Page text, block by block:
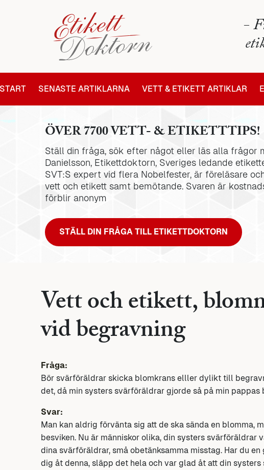
-
START SENASTE ARTIKLARNA VETT & ETIKETT ARTIKLAR
ÖVER 7700 VETT- & ETIKETTTIPS!
Ställ din fråga, sök efter något eller läs alla frågor
Danielsson, Etikettdoktorn, Sveriges ledande
SVT:S expert vid flera Nobelfester, är föreläsare
vett och etikett samt bemötande. Svaren är
förblir anonym
STÄLL DIN FRÅGA TILL ETIKETTDOKTORN
Vett och etikett,
vid begravning
Fråga:
Bör svärföräldrar skicka blomkrans elller dylikt till
det, då min systers svärföräldrar gjorde så på min pappas
Svar:
Man kan aldrig förvänta sig att de ska sända en blomma,
besviken. Nu är människor olika, din systers svärföräldrar
dina svärföräldrar, små obetänksamma misstag. Har du
dig åt denna, släpp det hela och var glad åt att din systers